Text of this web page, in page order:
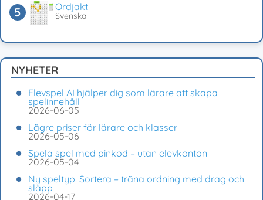
Ordjakt
Svenska
NYHETER
Elevspel AI hjälper dig som lärare att skapa
spelinnehåll
2026-06-05
Lägre priser för lärare och klasser
2026-05-06
Spela spel med pinkod – utan elevkonton
2026-05-04
Ny speltyp: Sortera – träna ordning med drag och
släpp
2026-04-17